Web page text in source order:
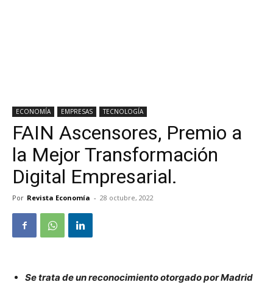
ECONOMÍA EMPRESAS TECNOLOGÍA
FAIN Ascensores, Premio a
la Mejor Transformación
Digital Empresarial.
Por Revista Economía - 28 octubre, 2022
Se trata de un reconocimiento otorgado por Madrid